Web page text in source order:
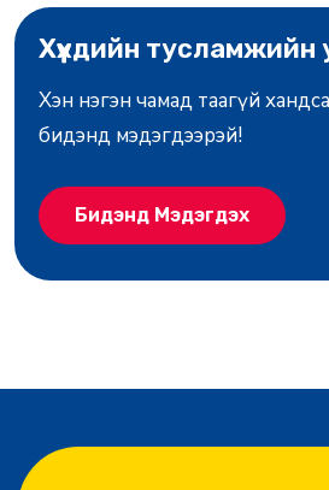
Хүүхдийн тусламжийн
Хэн нэгэн чамад таагүй
бидэнд мэдэгдээрэй!
Бидэнд Мэдэгдэх